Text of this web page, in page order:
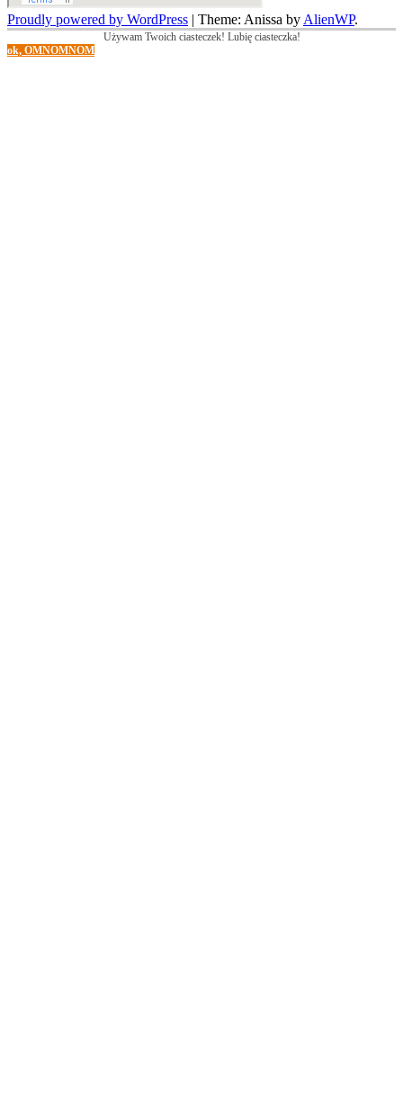
Proudly powered by WordPress | Theme: Anissa by AlienWP.
Używam Twoich ciasteczek! Lubię ciasteczka!
ok, OMNOMNOM